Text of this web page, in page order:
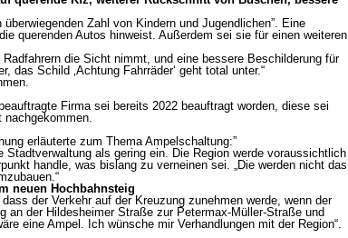
Zahl von Kindern und Jugendlichen”. Eine
querenden Autos hinweist. Außerdem sei sie für einen weiteren
die Sicht nimmt, und eine bessere Beschilderung für
das Schild ‚Achtung Fahrräderʻ geht total unter.“
Firma sei bereits 2022 beauftragt worden, diese sei
nachgekommen.
erläuterte zum Thema Ampelschaltung:”
Stadtverwaltung als gering ein. Die Region werde voraussichtlich
handle, was bislang zu verneinen sei. „Die werden nicht das
neuen Hochbahnsteig
der Verkehr auf der Kreuzung zunehmen werde, wenn der
an der Hildesheimer Straße zur Petermax-Müller-Straße und
eine Ampel. Ich wünsche mir Verhandlungen mit der Region“.